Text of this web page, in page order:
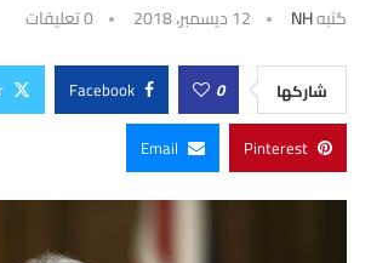
كتبهNH 12 ديسمبر، 2018 0 تعليقات
شاركها 0
Facebook
Pinterest
Email